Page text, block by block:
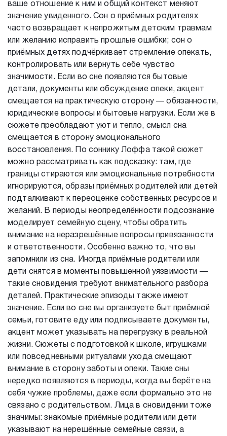
ваше отношение к ним и общий контекст меняют
значение увиденного. Сон о приёмных родителях
часто возвращает к непрожитым детским травмам
или желанию исправить прошлые ошибки; сон о
приёмных детях подчёркивает стремление опекать,
контролировать или вернуть себе чувство
значимости. Если во сне появляются бытовые
детали, документы или обсуждение опеки, акцент
смещается на практическую сторону — обязанности,
юридические вопросы и бытовые нагрузки. Если же в
сюжете преобладают уют и тепло, смысл сна
смещается в сторону эмоционального
восстановления. По соннику Лоффа такой сюжет
можно рассматривать как подсказку: там, где
границы стираются или эмоциональные потребности
игнорируются, образы приёмных родителей или детей
подталкивают к переоценке собственных ресурсов и
желаний. В периоды неопределённости подсознание
моделирует семейную сцену, чтобы обратить
внимание на неразрешённые вопросы привязанности
и ответственности. Особенно важно то, что вы
запомнили из сна. Иногда приёмные родители или
дети снятся в моменты повышенной уязвимости —
такие сновидения требуют внимательного разбора
деталей. Практические эпизоды также имеют
значение. Если во сне вы организуете быт приёмной
семьи, готовите еду или подписываете документы,
акцент может указывать на перегрузку в реальной
жизни. Сюжеты с подготовкой к школе, игрушками
или повседневными ритуалами ухода смещают
внимание в сторону заботы и опеки. Такие сны
нередко появляются в периоды, когда вы берёте на
себя чужие проблемы, даже если формально это не
связано с родительством. Лица в сновидении тоже
значимы: знакомые приёмные родители или дети
указывают на нерешённые семейные связи, а